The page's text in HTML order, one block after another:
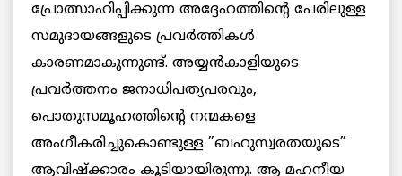
പ്രോത്സാഹിപ്പിക്കുന്ന അദ്ദേഹത്തിന്റെ പേരിലുള്ള
സമുദായങ്ങളുടെ പ്രവര്‍ത്തികള്‍
കാരണമാകുന്നുണ്ട്. അയ്യന്‍കാളിയുടെ
പ്രവര്‍ത്തനം ജനാധിപത്യപരവും,
പൊതുസമൂഹത്തിന്റെ നന്മകളെ
അംഗീകരിച്ചുകൊണ്ടുള്ള ”ബഹുസ്വരതയുടെ”
ആവിഷ്‌ക്കാരം കൂടിയായിരുന്നു. ആ മഹനീയ